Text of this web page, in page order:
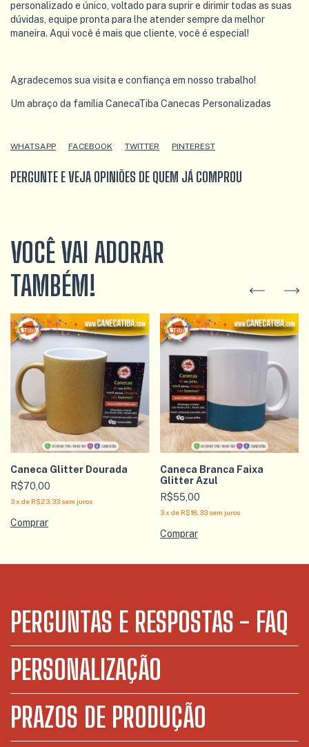
personalizado e único, voltado para suprir e dirimir todas as suas
dúvidas, equipe pronta para lhe atender sempre da melhor
maneira. Aqui você é mais que cliente, você é especial!
Agradecemos sua visita e confiança em nosso trabalho!
Um abraço da família CanecaTiba Canecas Personalizadas
WHATSAPP FACEBOOK TWITTER PINTEREST
PERGUNTE E VEJA OPINIÕES DE QUEM JÁ COMPROU
VOCÊ VAI ADORAR
TAMBÉM!
Caneca Glitter Dourada
R$70,00
3x de R$23,33 sem juros
Caneca Branca Faixa
Glitter Azul
R$55,00
3 x de R$18,33 sem juros
PERGUNTAS E RESPOSTAS - FAQ
PERSONALIZAÇÃO
PRAZOS DE PRODUÇÃO